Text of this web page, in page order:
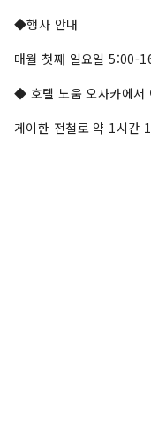
◆행사 안내
매월 첫째 일요일 5:00-
◆ 호텔 노움 오사카에서
게이한 전철로 약 1시간